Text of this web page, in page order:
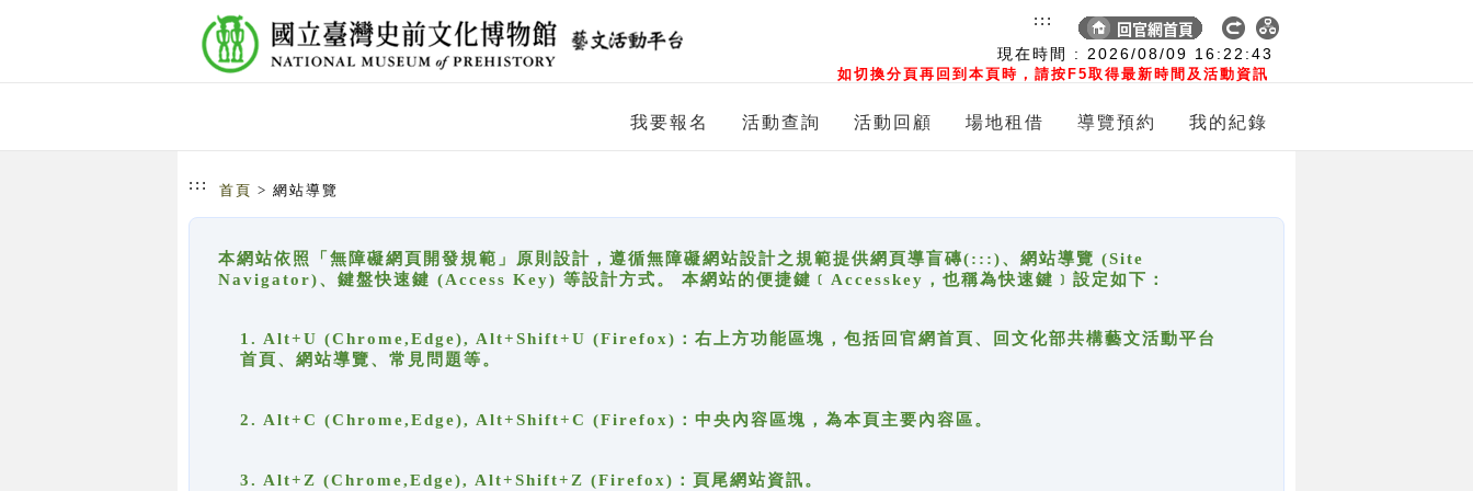
現在時間 : 2026/08/09 16:22:43
如切換分頁再回到本頁時，請按F5取得最新時間及活動資訊
:::
我要報名 活動查詢 活動回顧 場地租借 導覽預約 我的紀錄
::: 首頁 > 網站導覽
本網站依照「無障礙網頁開發規範」原則設計，遵循無障礙網站設計之規範提供網頁導盲磚(:::)、網站導覽 (Site
Navigator)、鍵盤快速鍵 (Access Key) 等設計方式。 本網站的便捷鍵﹝Accesskey，也稱為快速鍵﹞設定如下：
1. Alt+U (Chrome,Edge), Alt+Shift+U (Firefox)：右上方功能區塊，包括回官網首頁、回文化部共構藝文活動平台
首頁、網站導覽、常見問題等。
2. Alt+C (Chrome,Edge), Alt+Shift+C (Firefox)：中央內容區塊，為本頁主要內容區。
3. Alt+Z (Chrome,Edge), Alt+Shift+Z (Firefox)：頁尾網站資訊。